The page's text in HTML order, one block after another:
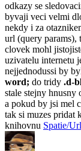
odkazy se
byvaji veci velmi
nekdy i za
url (query params),
clovek mohl
uzivatelu internetu
nejjednodussi by
word; do tridy .d-
stale stejny hnusny
a pokud by jsi mel
tak si muzes pridat
knihovnu Spatie/Url